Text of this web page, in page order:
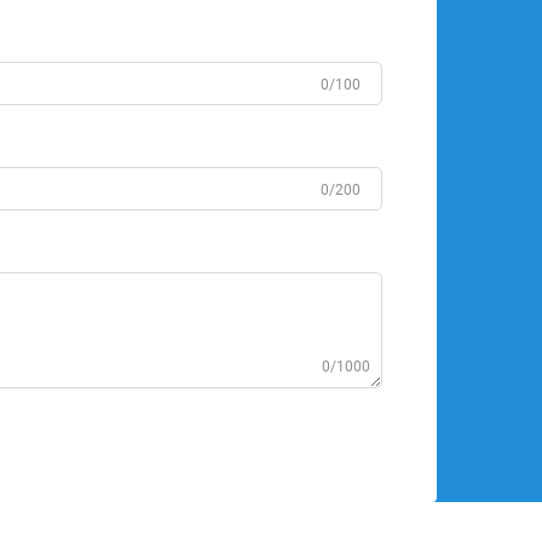
0/100
0/200
0/1000